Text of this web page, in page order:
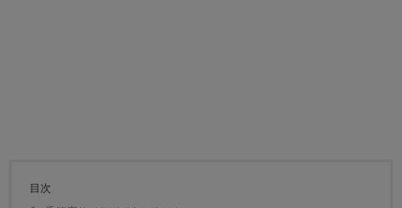
目次